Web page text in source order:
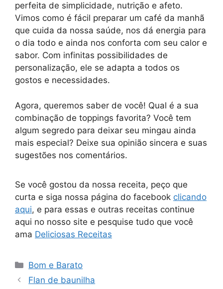
perfeita de simplicidade, nutrição e afeto.
Vimos como é fácil preparar um café da manhã
que cuida da nossa saúde, nos dá energia para
o dia todo e ainda nos conforta com seu calor e
sabor. Com infinitas possibilidades de
personalização, ele se adapta a todos os
gostos e necessidades.
Agora, queremos saber de você! Qual é a sua
combinação de toppings favorita? Você tem
algum segredo para deixar seu mingau ainda
mais especial? Deixe sua opinião sincera e suas
sugestões nos comentários.
Se você gostou da nossa receita, peço que
curta e siga nossa página do facebook clicando
aqui, e para essas e outras receitas continue
aqui no nosso site e pesquise tudo que você
ama Deliciosas Receitas
Categorias
Bom e Barato
Flan de baunilha